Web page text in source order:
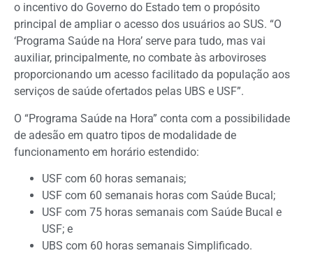
o incentivo do Governo do Estado tem o propósito
principal de ampliar o acesso dos usuários ao SUS. “O
‘Programa Saúde na Hora’ serve para tudo, mas vai
auxiliar, principalmente, no combate às arboviroses
proporcionando um acesso facilitado da população aos
serviços de saúde ofertados pelas UBS e USF”.
O “Programa Saúde na Hora” conta com a possibilidade
de adesão em quatro tipos de modalidade de
funcionamento em horário estendido:
USF com 60 horas semanais;
USF com 60 semanais horas com Saúde Bucal;
USF com 75 horas semanais com Saúde Bucal e
USF; e
UBS com 60 horas semanais Simplificado.